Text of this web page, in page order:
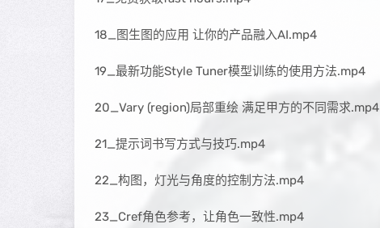
18_图生图的应用 让你的产品融入AI.mp4
19_最新功能Style Tuner模型训练的使用方法.mp4
20_Vary (region)局部重绘 满足甲方的不同需求.mp4
21_提示词书写方式与技巧.mp4
22_构图，灯光与角度的控制方法.mp4
23_Cref角色参考，让角色一致性.mp4